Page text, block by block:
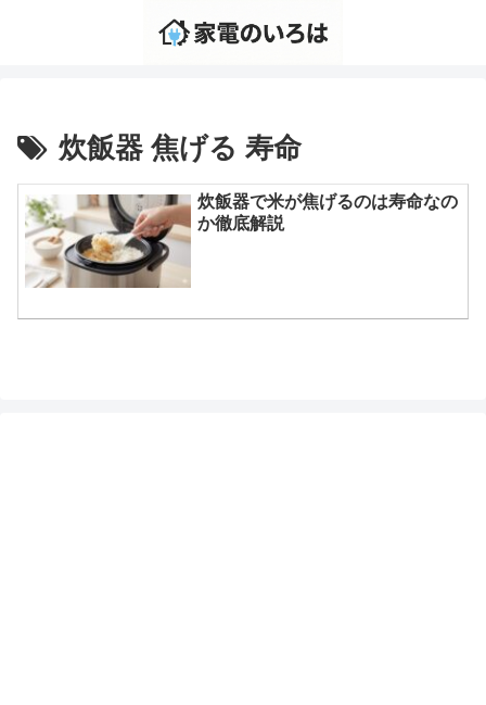
炊飯器 焦げる 寿命
炊飯器で米が焦げるのは寿命なの
か徹底解説